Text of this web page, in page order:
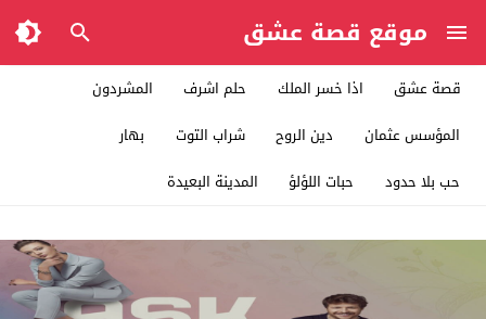
موقع قصة عشق
قصة عشق اذا خسر الملك حلم اشرف
المشردون
المؤسس عثمان
دين الروح شراب التوت
بهار
حب بلا حدود
حبات اللؤلؤ المدينة البعيدة